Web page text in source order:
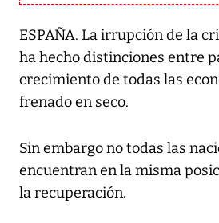
ESPAÑA. La irrupción de la
ha hecho distinciones entre
crecimiento de todas las
frenado en seco.
Sin embargo no todas las
encuentran en la misma
la recuperación.